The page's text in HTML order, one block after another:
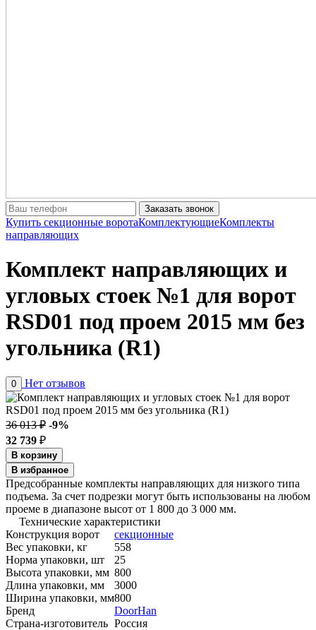
Заказать звонок
Купить секционные воротаКомплектующиеКомплекты
направляющих
Комплект направляющих и
угловых стоек №1 для ворот
RSD01 под проем 2015 мм без
угольника (R1)
0 Нет отзывов
36 013 ₽ -9%
32 739 ₽
В корзину
В избранное
Предсобранные комплекты направляющих для низкого типа
подъема. За счет подрезки могут быть использованы на любом
проеме в диапазоне высот от 1 800 до 3 000 мм.
Технические характеристики
Конструкция ворот
секционные
Вес упаковки, кг
558
Норма упаковки, шт
25
Высота упаковки, мм 800
Длина упаковки, мм
3000
Ширина упаковки, мм800
Бренд
DoorHan
Страна-изготовитель Россия